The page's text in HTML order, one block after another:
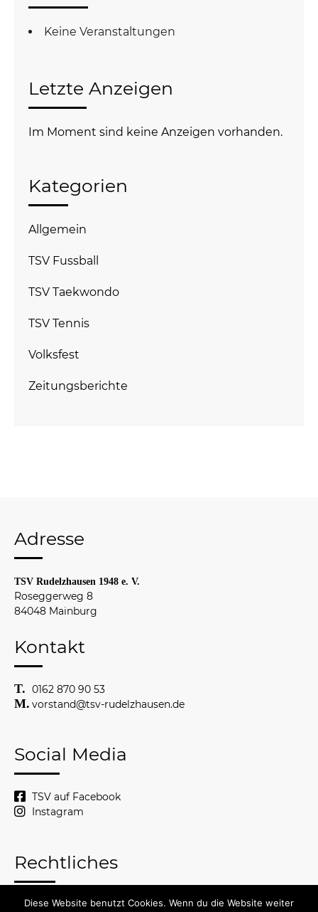
Keine Veranstaltungen
Letzte Anzeigen
Im Moment sind keine Anzeigen vorhanden.
Kategorien
Allgemein
TSV Fussball
TSV Taekwondo
TSV Tennis
Volksfest
Zeitungsberichte
Adresse
TSV Rudelzhausen 1948 e. V.
Roseggerweg 8
84048 Mainburg
Kontakt
0162 870 90 53
vorstand@tsv-rudelzhausen.de
Social Media
TSV auf Facebook
Instagram
Rechtliches
© 2026 TSV Rudelzhausen
Diese Website benutzt Cookies. Wenn du die Website weiter